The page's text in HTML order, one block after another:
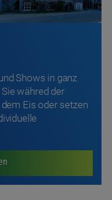
Shows in ganz
währed der
Eis oder setzen